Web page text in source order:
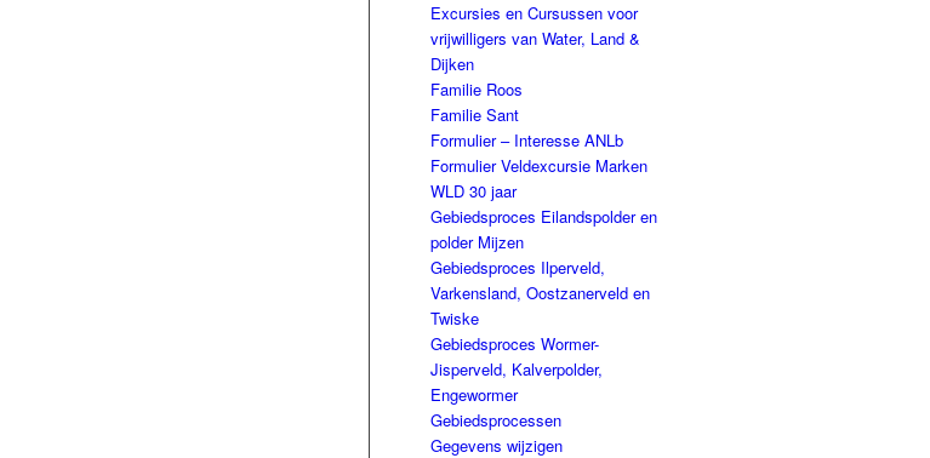
Excursies en Cursussen voor
vrijwilligers van Water, Land &
Dijken
Familie Roos
Familie Sant
Formulier – Interesse ANLb
Formulier Veldexcursie Marken
WLD 30 jaar
Gebiedsproces Eilandspolder en
polder Mijzen
Gebiedsproces Ilperveld,
Varkensland, Oostzanerveld en
Twiske
Gebiedsproces Wormer-
Jisperveld, Kalverpolder,
Engewormer
Gebiedsprocessen
Gegevens wijzigen